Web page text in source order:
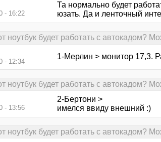
- 16:22
Та нормально будет
юзать. Да и ленточный
ноутбук будет работать с автокадом?
- 12:34
1-Мерлин > монитор 17,3.
ноутбук будет работать с автокадом?
- 13:56
2-Бертони >
имелся ввиду внешний :)
ноутбук будет работать с автокадом?